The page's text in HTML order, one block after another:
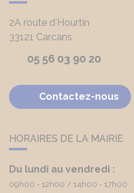
2A route d'Hourtin
33121 Carcans
05 56 03 90 20
Contactez-nous
HORAIRES DE LA MAIRIE
Du lundi au vendredi :
09h00 - 12h00 14h00 - 17h00